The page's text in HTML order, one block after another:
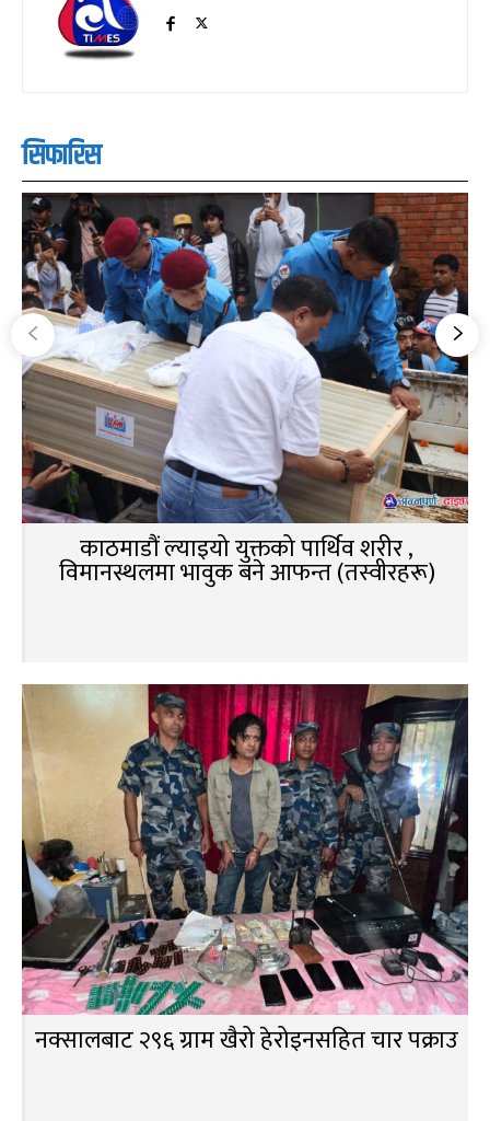
सिफारिस
काठमाडौं ल्याइयो युक्तको पार्थिव शरीर ,
विमानस्थलमा भावुक बने आफन्त (तस्वीरहरू)
नक्सालबाट २९६ ग्राम खैरो हेरोइनसहित चार पक्राउ